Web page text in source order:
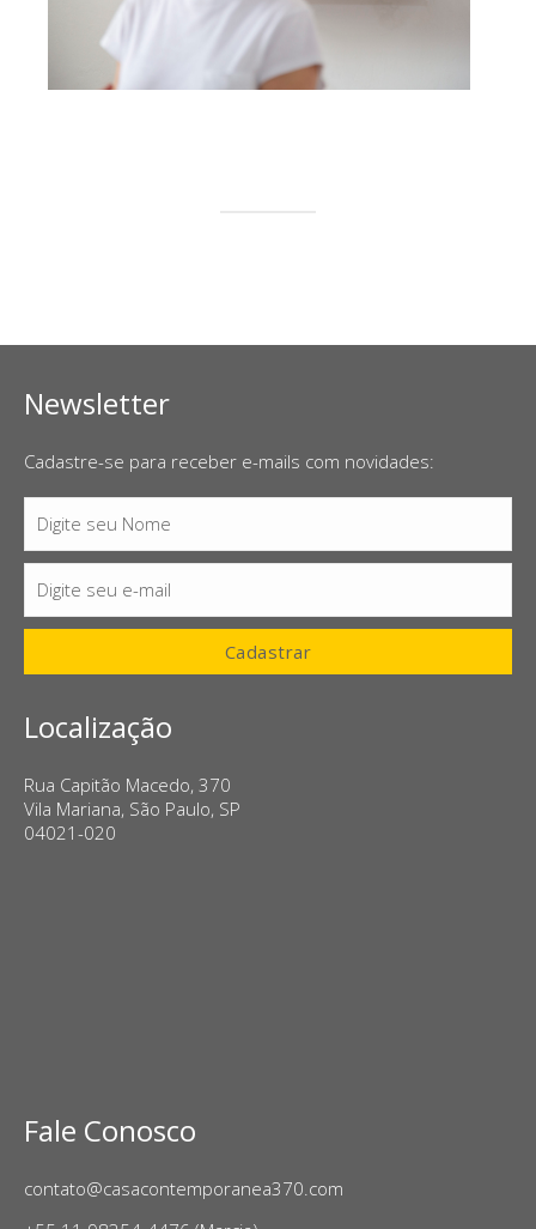
Newsletter
Cadastre-se para receber e-mails com novidades:
Nome
Digite seu Nome
E-
mail
Digite seu e-mail
Cadastrar
Localização
Rua Capitão Macedo, 370
Vila Mariana, São Paulo, SP
04021-020
Fale Conosco
contato@casacontemporanea370.com